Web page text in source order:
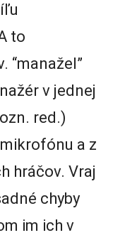
to
“manažel”
v jednej
red.)
a z
hráčov. Vraj
chyby
im ich v